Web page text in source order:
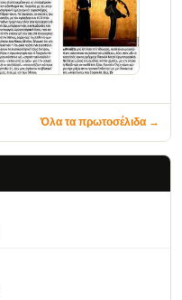
Όλα τα πρωτοσέλιδα →